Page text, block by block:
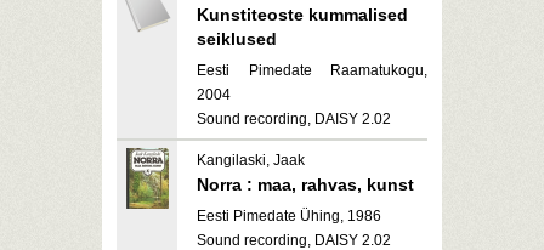
Kunstiteoste kummalised
seiklused
Eesti Pimedate Raamatukogu,
2004
Sound recording, DAISY 2.02
Kangilaski, Jaak
Norra : maa, rahvas, kunst
Eesti Pimedate Ühing, 1986
Sound recording, DAISY 2.02